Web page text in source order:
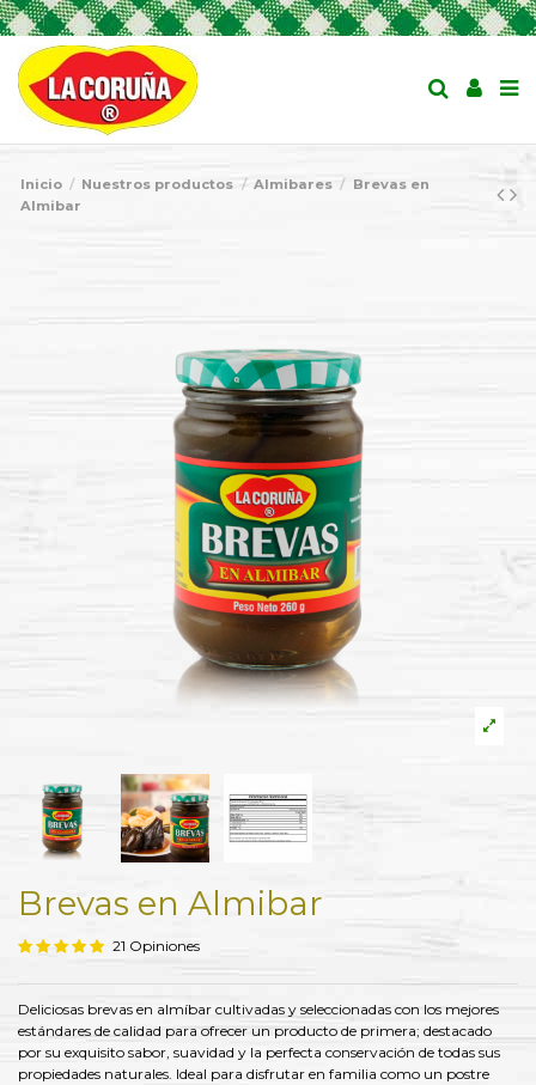
Inicio Nuestros productos Almibares
Brevas en
Almibar
Brevas en Almibar
21 Opiniones
Deliciosas brevas en almíbar cultivadas y seleccionadas con los mejores
estándares de calidad para ofrecer un producto de primera; destacado
por su exquisito sabor, suavidad y la perfecta conservación de todas sus
propiedades naturales. Ideal para disfrutar en familia como un postre